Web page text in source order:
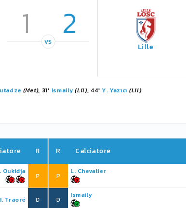
1 2
VS Lille
(Met), 31' Ismaily (Lil), 44' Y. Yazıcı (Lil)
R
Oukidja
P
I. Traoré D
R Calciatore
P
L. Chevalier
D
Ismaily